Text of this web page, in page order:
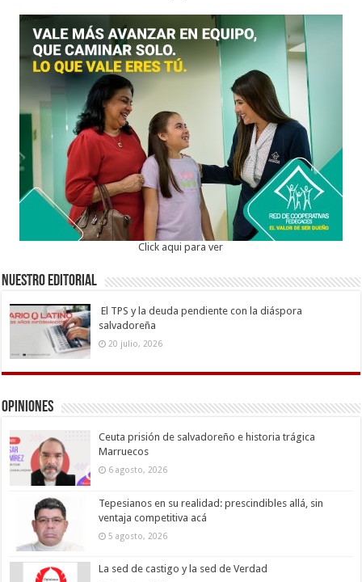
Click aqui para ver
Nuestro Editorial
El TPS y la deuda pendiente con la diáspora
salvadoreña
20 julio, 2026
Opiniones
Ceuta prisión de salvadoreño e historia trágica
Marruecos
6 agosto, 2026
Tepesianos en su realidad: prescindibles allá, sin
ventaja competitiva acá
5 agosto, 2026
La sed de castigo y la sed de Verdad